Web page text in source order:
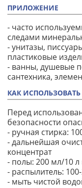
ПРИЛОЖЕНИЕ
- часто
следами
- унитазы,
пластиковые
- ванны, душевые
сантехника,
КАК ИСПОЛЬЗОВАТЬ
Перед
безопасности
- ручная стирка:
- дальнейшая
концентрат
- полы: 200 мл/10 л
- распылитель:
- мыть чистой